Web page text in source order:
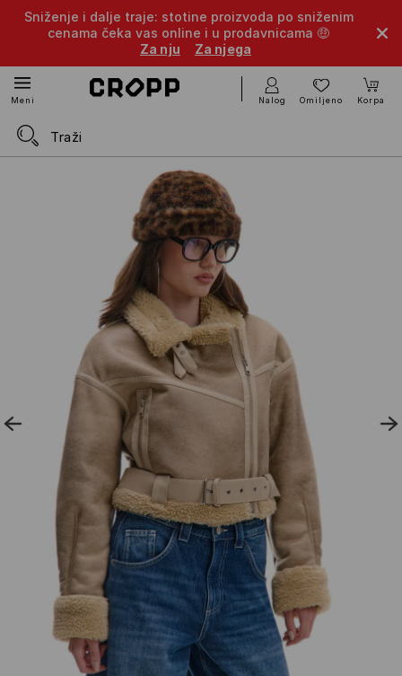
Sniženje i dalje traje: stotine proizvoda po sniženim
cenama čeka vas online i u prodavnicama 🤑
Za nju
Za njega
Meni Nalog Omiljeno Korpa